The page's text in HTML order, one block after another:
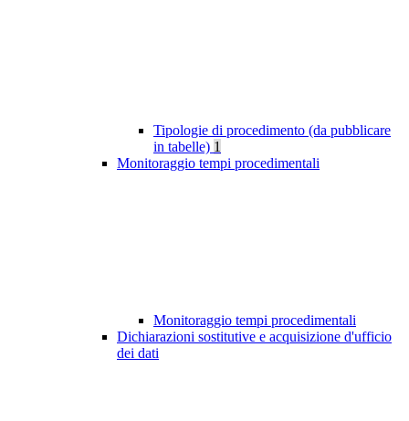
Tipologie di procedimento (da pubblicare
in tabelle) 1
Monitoraggio tempi procedimentali
Monitoraggio tempi procedimentali
Dichiarazioni sostitutive e acquisizione d'ufficio
dei dati